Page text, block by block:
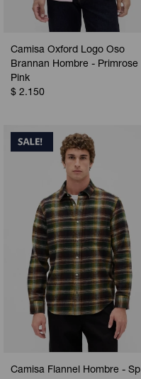
Camisa Oxford Logo Oso
Brannan Hombre - Primrose
Pink
$ 2.150
Camisa Flannel Hombre - Sp